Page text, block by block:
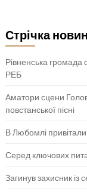
Стрічка новин
Рівненська громада
РЕБ
Аматори сцени
повстанської пісні
В Любомлі
Серед ключових
Загинув захисник із